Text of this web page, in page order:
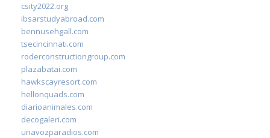
csity2022.org
ibsarstudyabroad.com
bennusehgall.com
tsecincinnati.com
roderconstructiongroup.com
plazabatai.com
hawkscayresort.com
hellonquads.com
diarioanimales.com
decogaleri.com
unavozparadios.com